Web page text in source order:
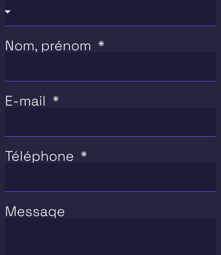
Nom, prénom
E-mail
Téléphone
Message